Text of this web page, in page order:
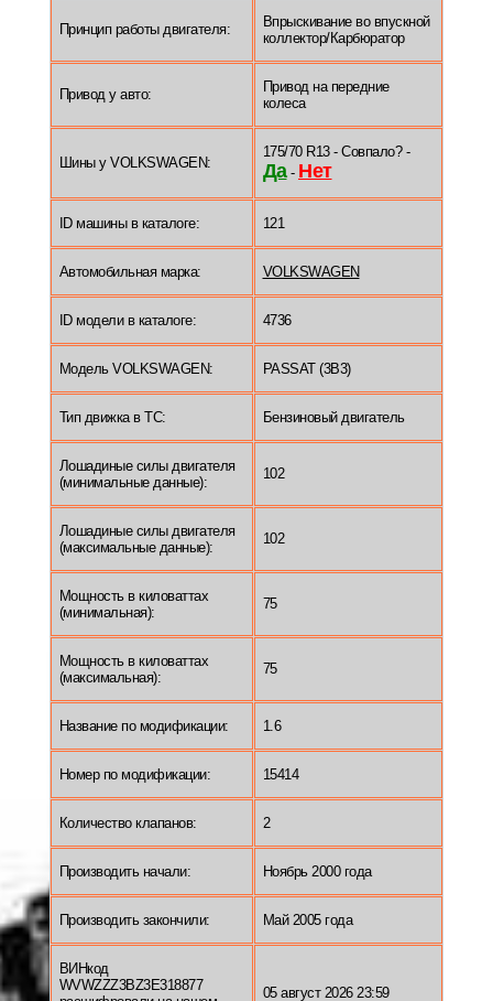
Принцип работы двигателя:
Впрыскивание во впускной
коллектор/Карбюратор
Привод у авто:
Привод на передние
колеса
Шины у VOLKSWAGEN:
175/70 R13 - Совпало? -
Да- Нет
ID машины в каталоге: 121
Автомобильная марка: VOLKSWAGEN
ID модели в каталоге: 4736
Модель VOLKSWAGEN: PASSAT (3B3)
Тип движка в ТС: Бензиновый двигатель
Лошадиные силы двигателя
(минимальные данные):
102
Лошадиные силы двигателя
(максимальные данные):
102
Мощность в киловаттах
(минимальная):
75
Мощность в киловаттах
(максимальная):
75
Название по модификации: 1.6
Номер по модификации: 15414
Количество клапанов: 2
Производить начали: Ноябрь 2000 года
Производить закончили: Май 2005 года
ВИНкод
WVWZZZ3BZ3E318877
05 август 2026 23:59